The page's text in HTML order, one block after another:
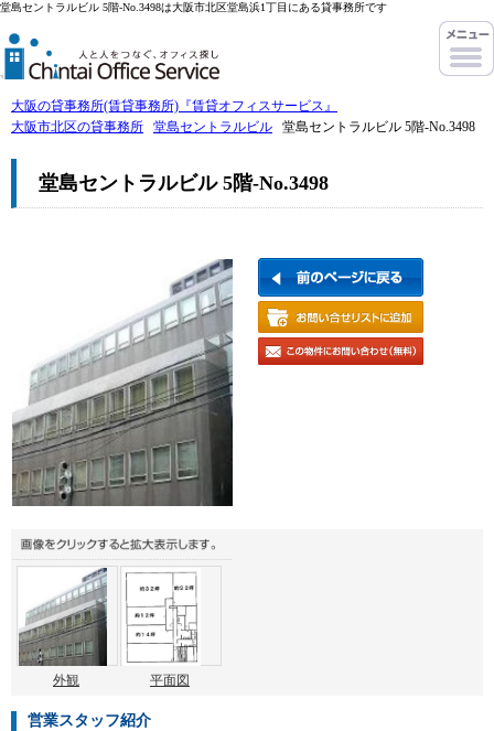
堂島セントラルビル 5階-No.3498は大阪市北区堂島浜1丁目にある貸事務所です
大阪の貸事務所(賃貸事務所)『賃貸オフィスサービス』
大阪市北区の貸事務所
堂島セントラルビル 堂島セントラルビル 5階-No.3498
堂島セントラルビル 5階-No.3498
外観 平面図
営業スタッフ紹介